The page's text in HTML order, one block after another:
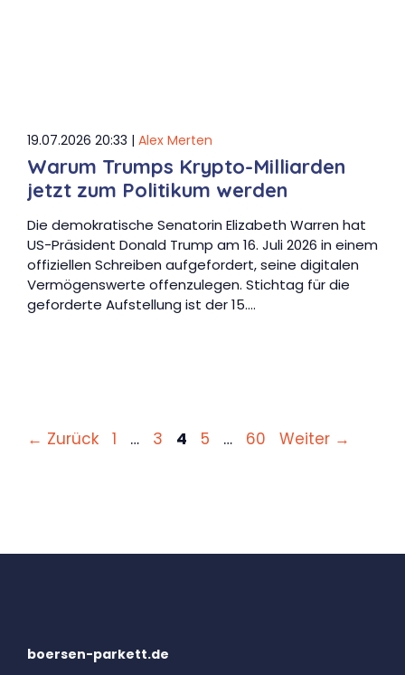
19.07.2026 20:33 | Alex Merten
Warum Trumps Krypto-Milliarden
jetzt zum Politikum werden
Die demokratische Senatorin Elizabeth Warren hat
US-Präsident Donald Trump am 16. Juli 2026 in einem
offiziellen Schreiben aufgefordert, seine digitalen
Vermögenswerte offenzulegen. Stichtag für die
geforderte Aufstellung ist der 15.…
← Zurück Seite
1 … Seite
3 Seite
4 Seite
5 … Seite
60 Weiter →
boersen-parkett.de